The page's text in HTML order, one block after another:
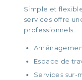
Simple et
services offre
professionnels.
Espace de
Services sur-